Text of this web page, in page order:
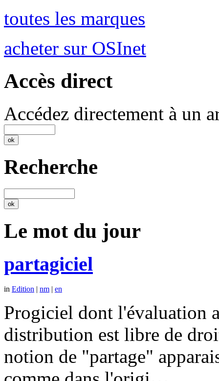
toutes les marques
acheter sur OSInet
Accès direct
Accédez directement à un
Recherche
Le mot du jour
partagiciel
in Edition | nm | en
Progiciel dont l'évaluation
distribution est libre de
notion de "partage"